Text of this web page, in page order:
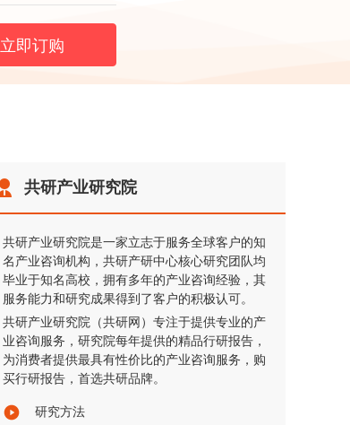
立即订购
共研产业研究院
共研产业研究院是一家立志于服务全球客户的知
名产业咨询机构，共研产研中心核心研究团队均
毕业于知名高校，拥有多年的产业咨询经验，其
服务能力和研究成果得到了客户的积极认可。
共研产业研究院（共研网）专注于提供专业的产
业咨询服务，研究院每年提供的精品行研报告，
为消费者提供最具有性价比的产业咨询服务，购
买行研报告，首选共研品牌。
研究方法